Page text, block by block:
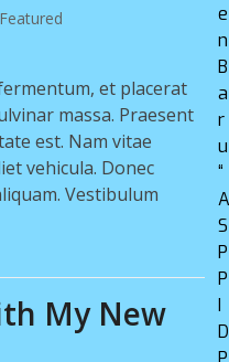
et placerat
massa. Praesent
est. Nam vitae
vehicula. Donec
Vestibulum
My New
e
n
B
a
r
u
“
S
P
P
I
D